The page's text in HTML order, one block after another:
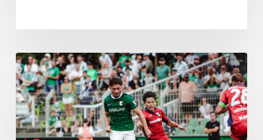
“Einer
für
alle,
alle
für
einen!”